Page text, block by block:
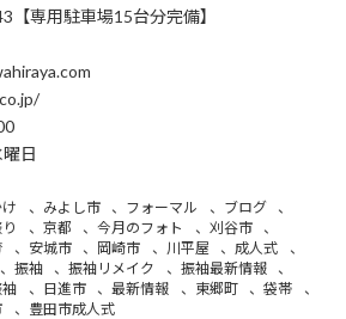
【専用駐車場15台分完備】
日
、 みよし市 、 フォーマル 、 ブログ
、
、 京都 、今月のフォト 、 刈谷市
、
、 安城市 、 岡崎市 、 川平屋 、 成人式
、
、 振袖 、振袖リメイク 、 振袖最新情報
、
、 日進市 、最新情報 、 東郷町 、袋帯
、
、 豊田市成人式